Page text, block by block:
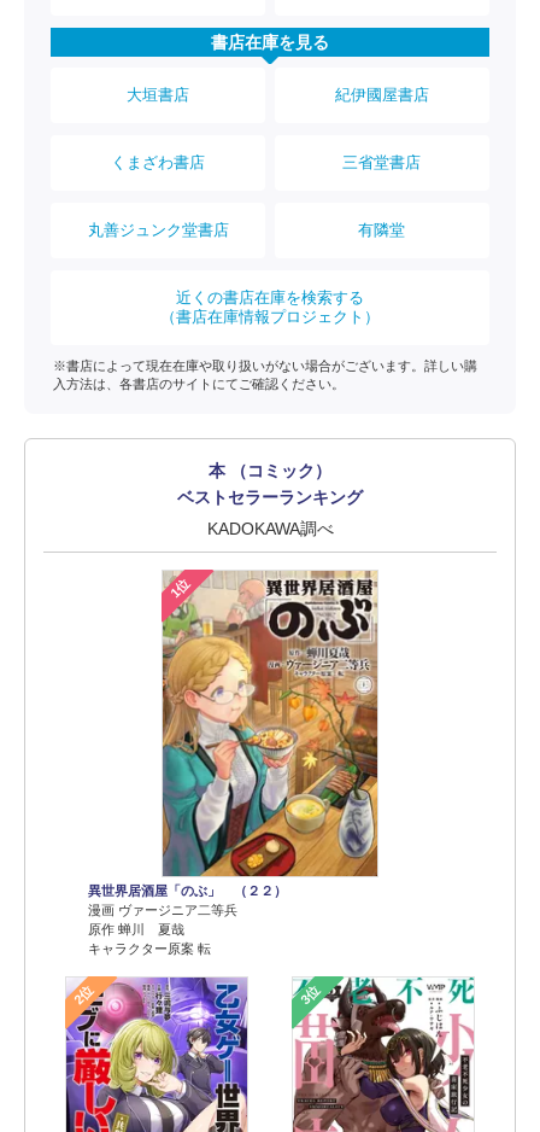
書店在庫を見る
大垣書店 紀伊國屋書店
くまざわ書店 三省堂書店
丸善ジュンク堂書店 有隣堂
近くの書店在庫を検索する
（書店在庫情報プロジェクト）
※書店によって現在在庫や取り扱いがない場合がございます。詳しい購
入方法は、各書店のサイトにてご確認ください。
本 （コミック）
ベストセラーランキング
KADOKAWA調べ
1位
異世界居酒屋「のぶ」 （２２）
漫画 ヴァージニア二等兵
原作 蝉川 夏哉
キャラクター原案 転
2位 3位